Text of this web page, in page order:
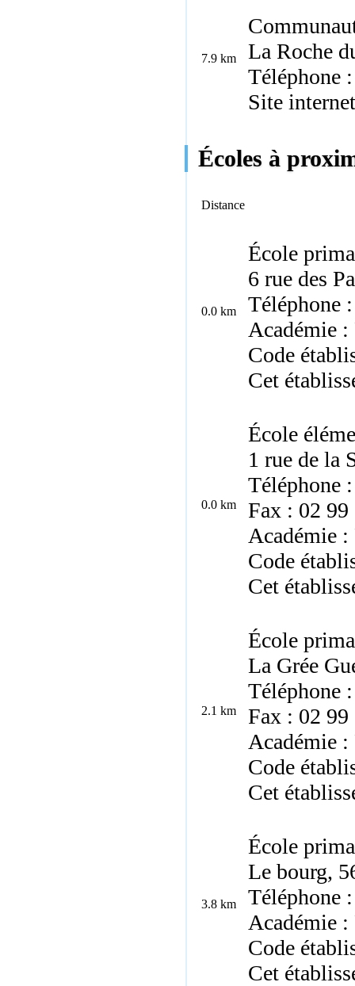
7.9 km
La Roche
Téléphone
Site
Écoles à
Distance
0.0 km
École
6 rue des
Téléphone
Académie :
Code
Cet
0.0 km
École
1 rue de la
Téléphone
Fax : 02 99
Académie :
Code
Cet
2.1 km
École
La Grée
Téléphone
Fax : 02 99
Académie :
Code
Cet
3.8 km
École
Le bourg,
Téléphone
Académie :
Code
Cet